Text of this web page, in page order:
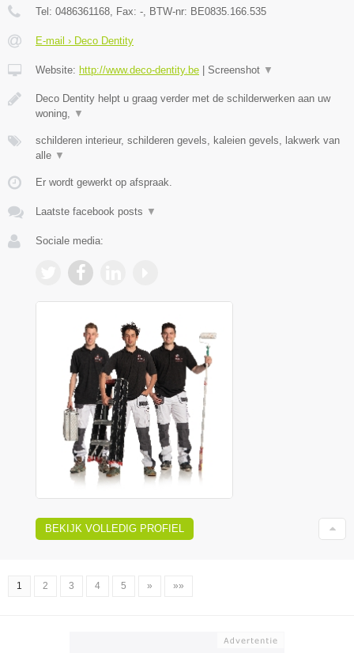
Tel: 0486361168 , Fax: - , BTW-nr: BE0835.166.535
E-mail › Deco Dentity
Website: http://www.deco-dentity.be | Screenshot ▼
Deco Dentity helpt u graag verder met de schilderwerken aan uw
woning,
▼
schilderen interieur, schilderen gevels, kaleien gevels, lakwerk van
alle ▼
Er wordt gewerkt op afspraak.
Laatste facebook posts ▼
Sociale media:
BEKIJK VOLLEDIG PROFIEL
1 2 3 4 5 » »»